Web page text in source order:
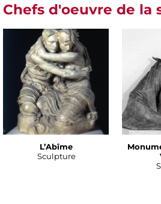
Chefs d'oeuvre de la
L’Abîme
Sculpture